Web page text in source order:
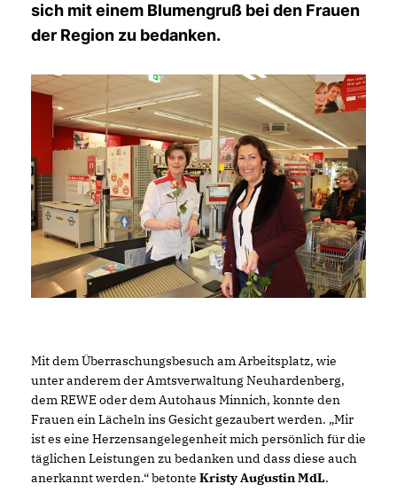
sich mit einem Blumengruß bei den Frauen
der Region zu bedanken.
Mit dem Überraschungsbesuch am Arbeitsplatz, wie
unter anderem der Amtsverwaltung Neuhardenberg,
dem REWE oder dem Autohaus Minnich, konnte den
Frauen ein Lächeln ins Gesicht gezaubert werden. „Mir
ist es eine Herzensangelegenheit mich persönlich für die
täglichen Leistungen zu bedanken und dass diese auch
anerkannt werden.“ betonte Kristy Augustin MdL.